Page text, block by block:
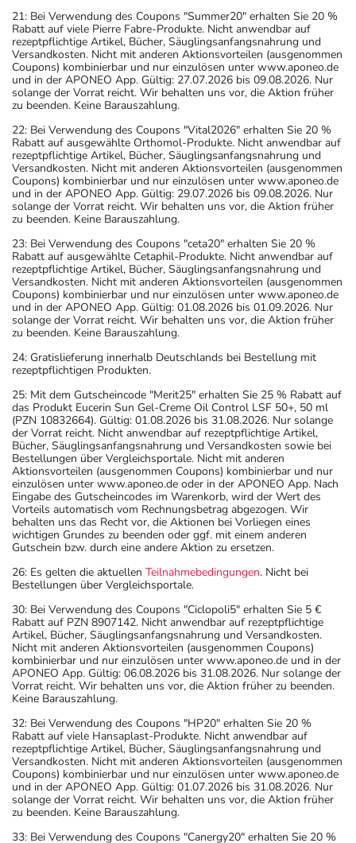
21: Bei Verwendung des Coupons "Summer20" erhalten Sie 20 %
Rabatt auf viele Pierre Fabre-Produkte. Nicht anwendbar auf
rezeptpflichtige Artikel, Bücher, Säuglingsanfangsnahrung und
Versandkosten. Nicht mit anderen Aktionsvorteilen (ausgenommen
Coupons) kombinierbar und nur einzulösen unter www.aponeo.de
und in der APONEO App. Gültig: 27.07.2026 bis 09.08.2026. Nur
solange der Vorrat reicht. Wir behalten uns vor, die Aktion früher
zu beenden. Keine Barauszahlung.
22: Bei Verwendung des Coupons "Vital2026" erhalten Sie 20 %
Rabatt auf ausgewählte Orthomol-Produkte. Nicht anwendbar auf
rezeptpflichtige Artikel, Bücher, Säuglingsanfangsnahrung und
Versandkosten. Nicht mit anderen Aktionsvorteilen (ausgenommen
Coupons) kombinierbar und nur einzulösen unter www.aponeo.de
und in der APONEO App. Gültig: 29.07.2026 bis 09.08.2026. Nur
solange der Vorrat reicht. Wir behalten uns vor, die Aktion früher
zu beenden. Keine Barauszahlung.
23: Bei Verwendung des Coupons "ceta20" erhalten Sie 20 %
Rabatt auf ausgewählte Cetaphil-Produkte. Nicht anwendbar auf
rezeptpflichtige Artikel, Bücher, Säuglingsanfangsnahrung und
Versandkosten. Nicht mit anderen Aktionsvorteilen (ausgenommen
Coupons) kombinierbar und nur einzulösen unter www.aponeo.de
und in der APONEO App. Gültig: 01.08.2026 bis 01.09.2026. Nur
solange der Vorrat reicht. Wir behalten uns vor, die Aktion früher
zu beenden. Keine Barauszahlung.
24: Gratislieferung innerhalb Deutschlands bei Bestellung mit
rezeptpflichtigen Produkten.
25: Mit dem Gutscheincode "Merit25" erhalten Sie 25 % Rabatt auf
das Produkt Eucerin Sun Gel-Creme Oil Control LSF 50+, 50 ml
(PZN 10832664). Gültig: 01.08.2026 bis 31.08.2026. Nur solange
der Vorrat reicht. Nicht anwendbar auf rezeptpflichtige Artikel,
Bücher, Säuglingsanfangsnahrung und Versandkosten sowie bei
Bestellungen über Vergleichsportale. Nicht mit anderen
Aktionsvorteilen (ausgenommen Coupons) kombinierbar und nur
einzulösen unter www.aponeo.de oder in der APONEO App. Nach
Eingabe des Gutscheincodes im Warenkorb, wird der Wert des
Vorteils automatisch vom Rechnungsbetrag abgezogen. Wir
behalten uns das Recht vor, die Aktionen bei Vorliegen eines
wichtigen Grundes zu beenden oder ggf. mit einem anderen
Gutschein bzw. durch eine andere Aktion zu ersetzen.
26: Es gelten die aktuellen Teilnahmebedingungen. Nicht bei
Bestellungen über Vergleichsportale.
30: Bei Verwendung des Coupons "Ciclopoli5" erhalten Sie 5 €
Rabatt auf PZN 8907142. Nicht anwendbar auf rezeptpflichtige
Artikel, Bücher, Säuglingsanfangsnahrung und Versandkosten.
Nicht mit anderen Aktionsvorteilen (ausgenommen Coupons)
kombinierbar und nur einzulösen unter www.aponeo.de und in der
APONEO App. Gültig: 06.08.2026 bis 31.08.2026. Nur solange der
Vorrat reicht. Wir behalten uns vor, die Aktion früher zu beenden.
Keine Barauszahlung.
32: Bei Verwendung des Coupons "HP20" erhalten Sie 20 %
Rabatt auf viele Hansaplast-Produkte. Nicht anwendbar auf
rezeptpflichtige Artikel, Bücher, Säuglingsanfangsnahrung und
Versandkosten. Nicht mit anderen Aktionsvorteilen (ausgenommen
Coupons) kombinierbar und nur einzulösen unter www.aponeo.de
und in der APONEO App. Gültig: 01.07.2026 bis 31.08.2026. Nur
solange der Vorrat reicht. Wir behalten uns vor, die Aktion früher
zu beenden. Keine Barauszahlung.
33: Bei Verwendung des Coupons "Canergy20" erhalten Sie 20 %